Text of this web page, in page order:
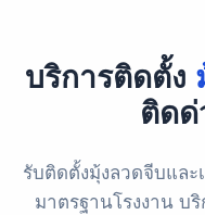
บริการติดตั้ง
ติดด่
รับติดตั้งมุ้งลวดจีบแล
มาตรฐานโรงงาน บ